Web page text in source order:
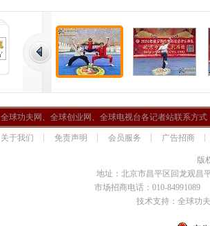
全球功夫网、全球创业网、全球电视台各记者站联系方式
关于我们 免责声明 会员服务 广告招商
版
地址：北京市昌平区回龙观昌
市场招商电话：010-84991089
技术支持：全球